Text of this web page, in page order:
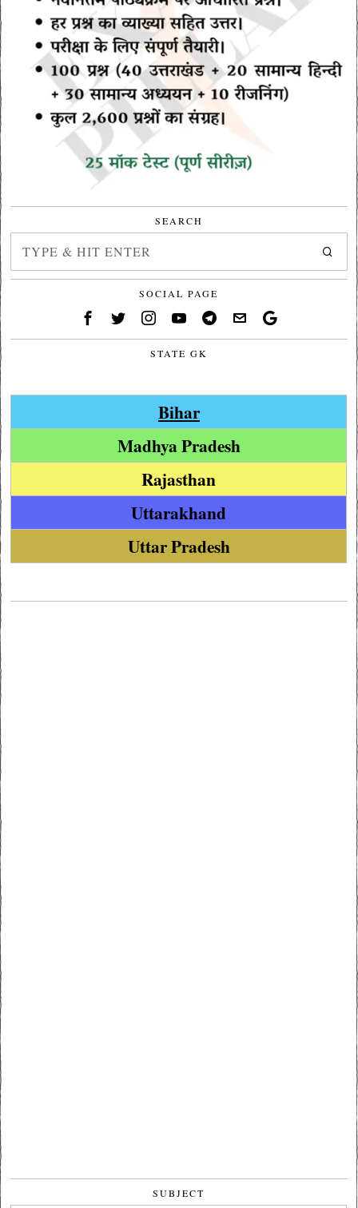
SEARCH
SOCIAL PAGE
STATE GK
Bihar
Madhya Pradesh
Rajasthan
Uttarakhand
Uttar Pradesh
SUBJECT